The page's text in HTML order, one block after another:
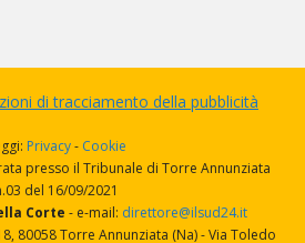
di tracciamento della pubblicità
Privacy- Cookie
presso il Tribunale di Torre Annunziata
del 16/09/2021
Corte - e-mail: direttore@ilsud24.it
80058 Torre Annunziata (Na) - Via Toledo